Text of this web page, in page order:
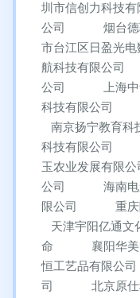
圳市信创力科技有
公司
烟台
市台江区日盈光电
航科技有限公司
公司
上海
科技有限公司
南京扬宁教育科
科技有限公司
玉农业发展有限公
公司
海南
限公司
重
天津宇阳亿通文
命
襄阳华
恒工艺品有限公司
司
北京原